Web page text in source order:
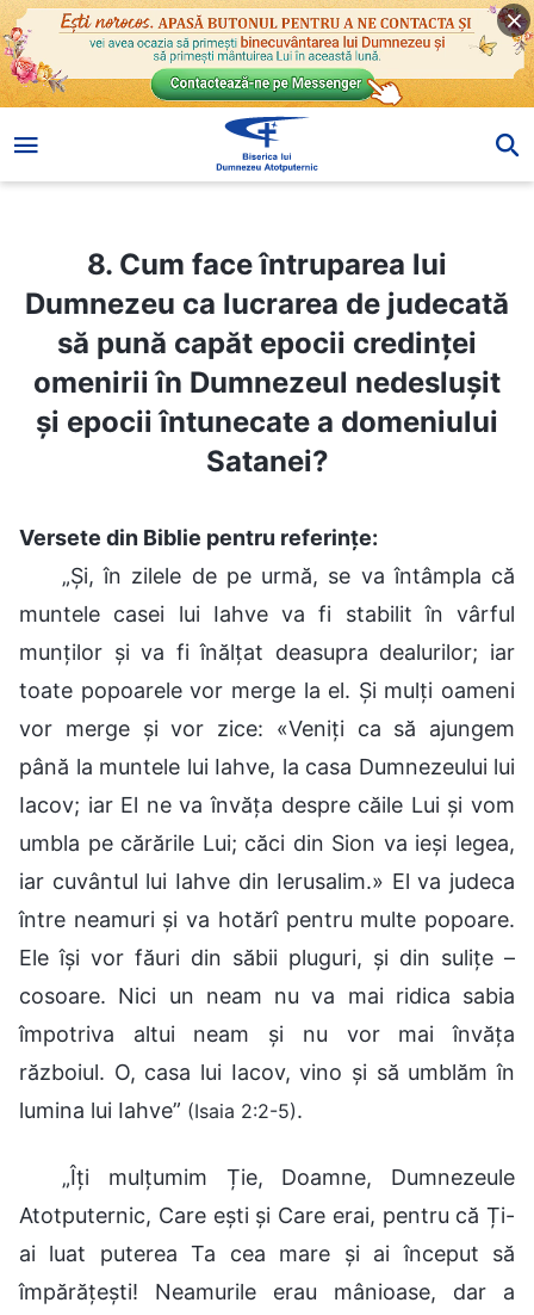
8. Cum face întruparea lui
Dumnezeu ca lucrarea de judecată
să pună capăt epocii credinţei
omenirii în Dumnezeul nedesluşit
şi epocii întunecate a domeniului
Satanei?
Versete din Biblie pentru referințe:
„Și, în zilele de pe urmă, se va întâmpla că
muntele casei lui Iahve va fi stabilit în vârful
munților și va fi înălțat deasupra dealurilor; iar
toate popoarele vor merge la el. Și mulți oameni
vor merge și vor zice: «Veniți ca să ajungem
până la muntele lui Iahve, la casa Dumnezeului lui
Iacov; iar El ne va învăța despre căile Lui și vom
umbla pe cărările Lui; căci din Sion va ieși legea,
iar cuvântul lui Iahve din Ierusalim.» El va judeca
între neamuri și va hotărî pentru multe popoare.
Ele își vor făuri din săbii pluguri, și din sulițe –
cosoare. Nici un neam nu va mai ridica sabia
împotriva altui neam și nu vor mai învăța
războiul. O, casa lui Iacov, vino și să umblăm în
lumina lui Iahve” (Isaia 2:2-5).
„Îți mulțumim Ție, Doamne, Dumnezeule
Atotputernic, Care ești și Care erai, pentru că Ți-
ai luat puterea Ta cea mare și ai început să
împărățești! Neamurile erau mânioase, dar a